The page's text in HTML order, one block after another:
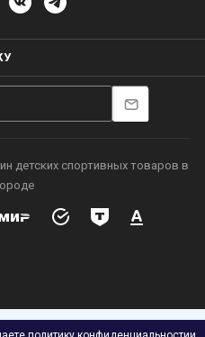
детских спортивных товаров в